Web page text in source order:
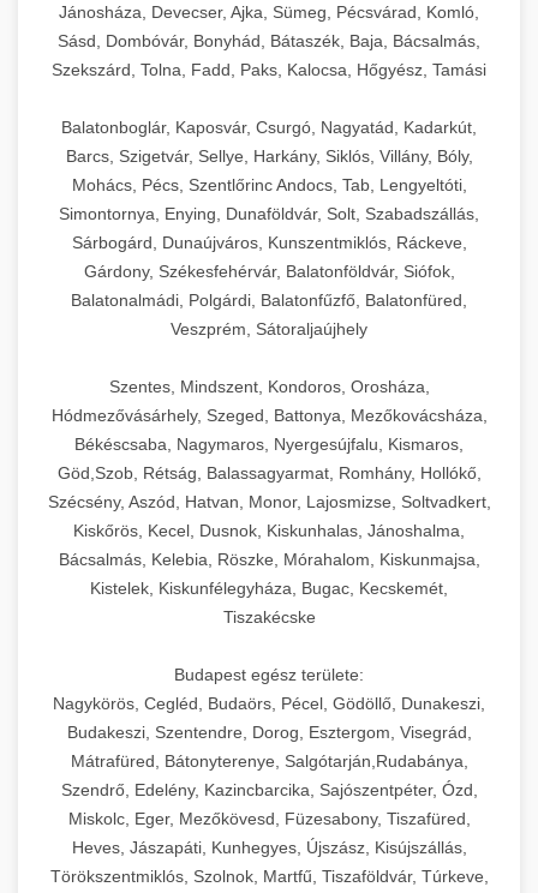
Jánosháza, Devecser, Ajka, Sümeg, Pécsvárad, Komló,
Sásd, Dombóvár, Bonyhád, Bátaszék, Baja, Bácsalmás,
Szekszárd, Tolna, Fadd, Paks, Kalocsa, Hőgyész, Tamási
Balatonboglár, Kaposvár, Csurgó, Nagyatád, Kadarkút,
Barcs, Szigetvár, Sellye, Harkány, Siklós, Villány, Bóly,
Mohács, Pécs, Szentlőrinc Andocs, Tab, Lengyeltóti,
Simontornya, Enying, Dunaföldvár, Solt, Szabadszállás,
Sárbogárd, Dunaújváros, Kunszentmiklós, Ráckeve,
Gárdony, Székesfehérvár, Balatonföldvár, Siófok,
Balatonalmádi, Polgárdi, Balatonfűzfő, Balatonfüred,
Veszprém, Sátoraljaújhely
Szentes, Mindszent, Kondoros, Orosháza,
Hódmezővásárhely, Szeged, Battonya, Mezőkovácsháza,
Békéscsaba, Nagymaros, Nyergesújfalu, Kismaros,
Göd,Szob, Rétság, Balassagyarmat, Romhány, Hollókő,
Szécsény, Aszód, Hatvan, Monor, Lajosmizse, Soltvadkert,
Kiskőrös, Kecel, Dusnok, Kiskunhalas, Jánoshalma,
Bácsalmás, Kelebia, Röszke, Mórahalom, Kiskunmajsa,
Kistelek, Kiskunfélegyháza, Bugac, Kecskemét,
Tiszakécske
Budapest egész területe:
Nagykörös, Cegléd, Budaörs, Pécel, Gödöllő, Dunakeszi,
Budakeszi, Szentendre, Dorog, Esztergom, Visegrád,
Mátrafüred, Bátonyterenye, Salgótarján,Rudabánya,
Szendrő, Edelény, Kazincbarcika, Sajószentpéter, Ózd,
Miskolc, Eger, Mezőkövesd, Füzesabony, Tiszafüred,
Heves, Jászapáti, Kunhegyes, Újszász, Kisújszállás,
Törökszentmiklós, Szolnok, Martfű, Tiszaföldvár, Túrkeve,